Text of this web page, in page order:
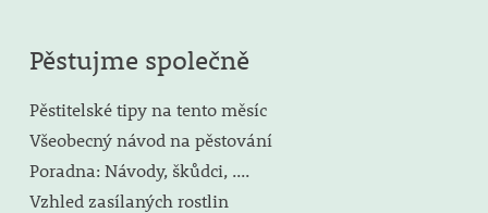
Pěstujme společně
Pěstitelské tipy na tento měsíc
Všeobecný návod na pěstování
Poradna: Návody, škůdci, ....
Vzhled zasílaných rostlin